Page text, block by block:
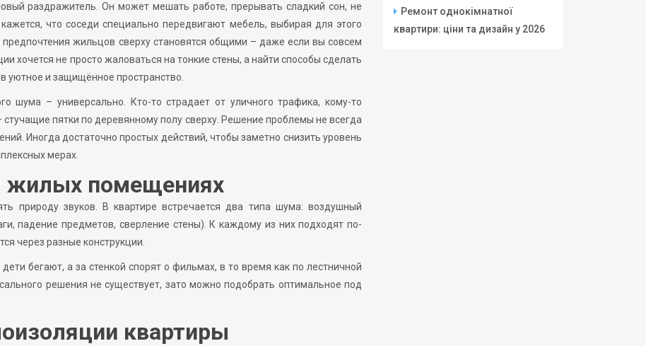
раздражитель. Он может мешать работе, прерывать сладкий сон, не
что соседи специально передвигают мебель, выбирая для этого
жильцов сверху становятся общими – даже если вы совсем
хочется не просто жаловаться на тонкие стены, а найти способы сделать
уютное и защищённое пространство.
шума – универсально. Кто-то страдает от уличного трафика, кому-то
пятки по деревянному полу сверху. Решение проблемы не всегда
Иногда достаточно простых действий, чтобы заметно снизить уровень
мерах.
жилых помещениях
природу звуков. В квартире встречается два типа шума: воздушный
падение предметов, сверление стены). К каждому из них подходят по-
через разные конструкции.
бегают, а за стенкой спорят о фильмах, в то время как по лестничной
решения не существует, зато можно подобрать оптимальное под
квартиры
Ремонт однокімнатної
квартири: ціни та дизайн у 2026